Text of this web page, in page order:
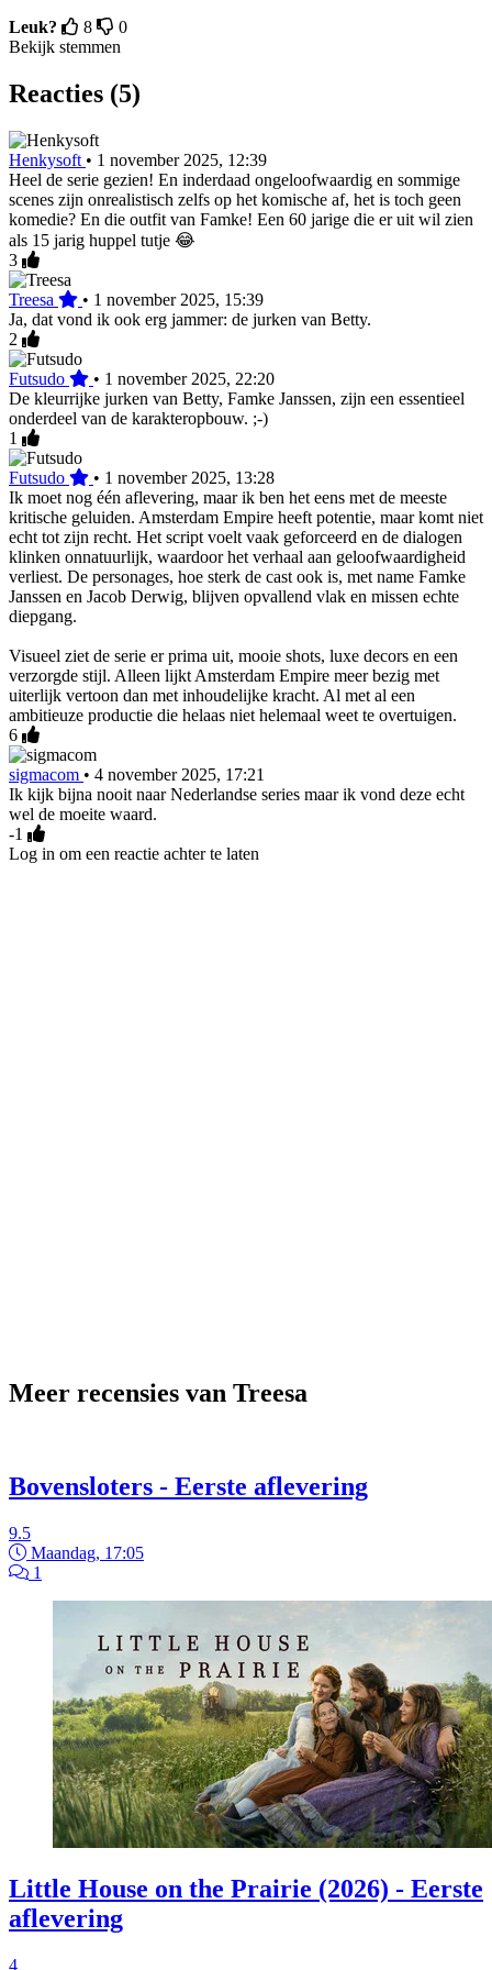
Leuk? 8
0
Bekijk stemmen
Reacties (5)
Henkysoft • 1 november 2025, 12:39
Heel de serie gezien! En inderdaad ongeloofwaardig en sommige
scenes zijn onrealistisch zelfs op het komische af, het is toch geen
komedie? En die outfit van Famke! Een 60 jarige die er uit wil zien
als 15 jarig huppel tutje 😂
3
Treesa • 1 november 2025, 15:39
Ja, dat vond ik ook erg jammer: de jurken van Betty.
2
Futsudo • 1 november 2025, 22:20
De kleurrijke jurken van Betty, Famke Janssen, zijn een essentieel
onderdeel van de karakteropbouw. ;-)
1
Futsudo • 1 november 2025, 13:28
Ik moet nog één aflevering, maar ik ben het eens met de meeste
kritische geluiden. Amsterdam Empire heeft potentie, maar komt niet
echt tot zijn recht. Het script voelt vaak geforceerd en de dialogen
klinken onnatuurlijk, waardoor het verhaal aan geloofwaardigheid
verliest. De personages, hoe sterk de cast ook is, met name Famke
Janssen en Jacob Derwig, blijven opvallend vlak en missen echte
diepgang.
Visueel ziet de serie er prima uit, mooie shots, luxe decors en een
verzorgde stijl. Alleen lijkt Amsterdam Empire meer bezig met
uiterlijk vertoon dan met inhoudelijke kracht. Al met al een
ambitieuze productie die helaas niet helemaal weet te overtuigen.
6
sigmacom • 4 november 2025, 17:21
Ik kijk bijna nooit naar Nederlandse series maar ik vond deze echt
wel de moeite waard.
-1
Log in om een reactie achter te laten
Meer recensies van Treesa
Bovensloters - Eerste aflevering
9.5
Maandag, 17:05
1
Little House on the Prairie (2026) - Eerste
aflevering
4